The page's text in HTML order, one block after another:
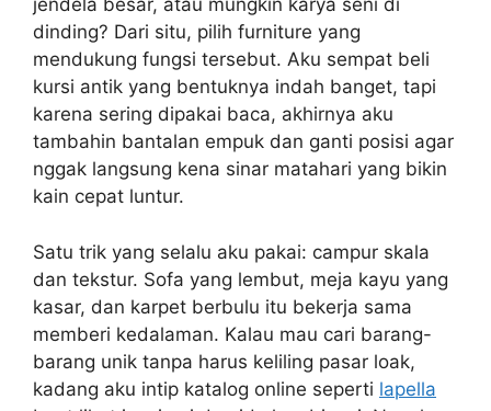
jendela besar, atau mungkin karya seni di
dinding? Dari situ, pilih furniture yang
mendukung fungsi tersebut. Aku sempat beli
kursi antik yang bentuknya indah banget, tapi
karena sering dipakai baca, akhirnya aku
tambahin bantalan empuk dan ganti posisi agar
nggak langsung kena sinar matahari yang bikin
kain cepat luntur.
Satu trik yang selalu aku pakai: campur skala
dan tekstur. Sofa yang lembut, meja kayu yang
kasar, dan karpet berbulu itu bekerja sama
memberi kedalaman. Kalau mau cari barang-
barang unik tanpa harus keliling pasar loak,
kadang aku intip katalog online seperti lapella